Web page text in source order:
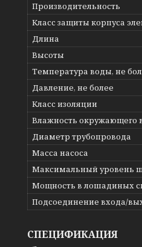
Производительность
Класс защиты корпуса
Длина
Высоты
Температура воды, не
Давление, не более
Класс изоляции
Влажность окружающего
Диаметр трубопровода
Масса насоса
Максимальный уровень
Мощность в лошадиных
Подсоединение входа/
СПЕЦИФИКАЦИЯ